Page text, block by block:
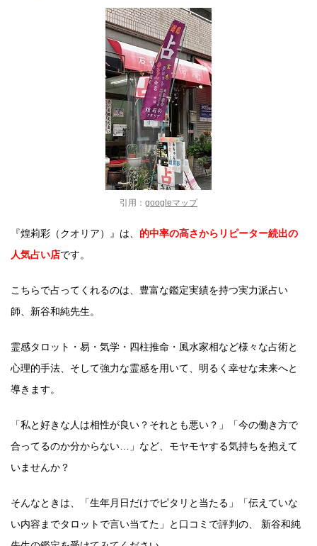
引用： googleマップ
『煌莉彩（クオリア）』は、 的中率の高さからリピーター続出の
人気占い店です。
こちらで占ってくれるのは、豊富な鑑定実績を持つ実力派占い
師、新谷和純先生。
霊感タロット・易・気学・四柱推命・風水家相など様々な占術と
心理的手法、そして強力な霊感を用いて、明るく幸せな未来へと
導きます。
「私と好きな人は相性が良い？それとも悪い？」「今の働き方で
合ってるのか分からない…」など、モヤモヤする気持ちを抱えて
いませんか？
そんなときは、「生年月日だけでピタリと当たる」「伝えていな
い内容までタロットで言い当てた」と口コミで評判の、 新谷和純